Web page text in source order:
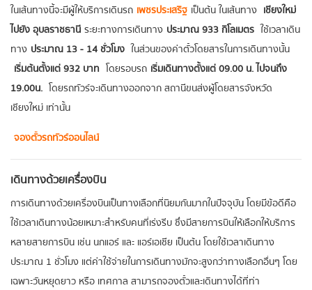
ในเส้นทางนี้จะมีผู้ให้บริการเดินรถ เพชรประเสริฐ เป็นต้น ในเส้นทาง เชียงใหม่
ไปยัง อุบลราชธานี ระยะทางการเดินทาง ประมาณ 933 กิโลเมตร ใช้เวลาเดิน
ทาง ประมาณ 13 - 14 ชั่วโมง ในส่วนของค่าตั๋วโดยสารในการเดินทางนั้น
เริ่มต้นตั้งแต่ 932 บาท โดยรอบรถ เริ่มเดินทางตั้งแต่ 09.00 น. ไปจนถึง
19.00 น. โดยรถทัวร์จะเดินทางออกจาก สถานีขนส่งผู้โดยสารจังหวัด
เชียงใหม่ เท่านั้น
จองตั๋วรถทัวร์ออนไลน์
เดินทางด้วยเครื่องบิน
การเดินทางด้วยเครื่องบินเป็นทางเลือกที่นิยมกันมากในปัจจุบัน โดยมีข้อดีคือ
ใช้เวลาเดินทางน้อยเหมาะสำหรับคนที่เร่งรีบ ซึ่งมีสายการบินให้เลือกให้บริการ
หลายสายการบิน เช่น นกแอร์ และ แอร์เอเชีย เป็นต้น โดยใช้เวลาเดินทาง
ประมาณ 1 ชั่วโมง แต่ค่าใช้จ่ายในการเดินทางมักจะสูงกว่าทางเลือกอื่นๆ โดย
เฉพาะวันหยุดยาว หรือ เทศกาล สามารถจองตั๋วและเดินทางได้ที่ท่า